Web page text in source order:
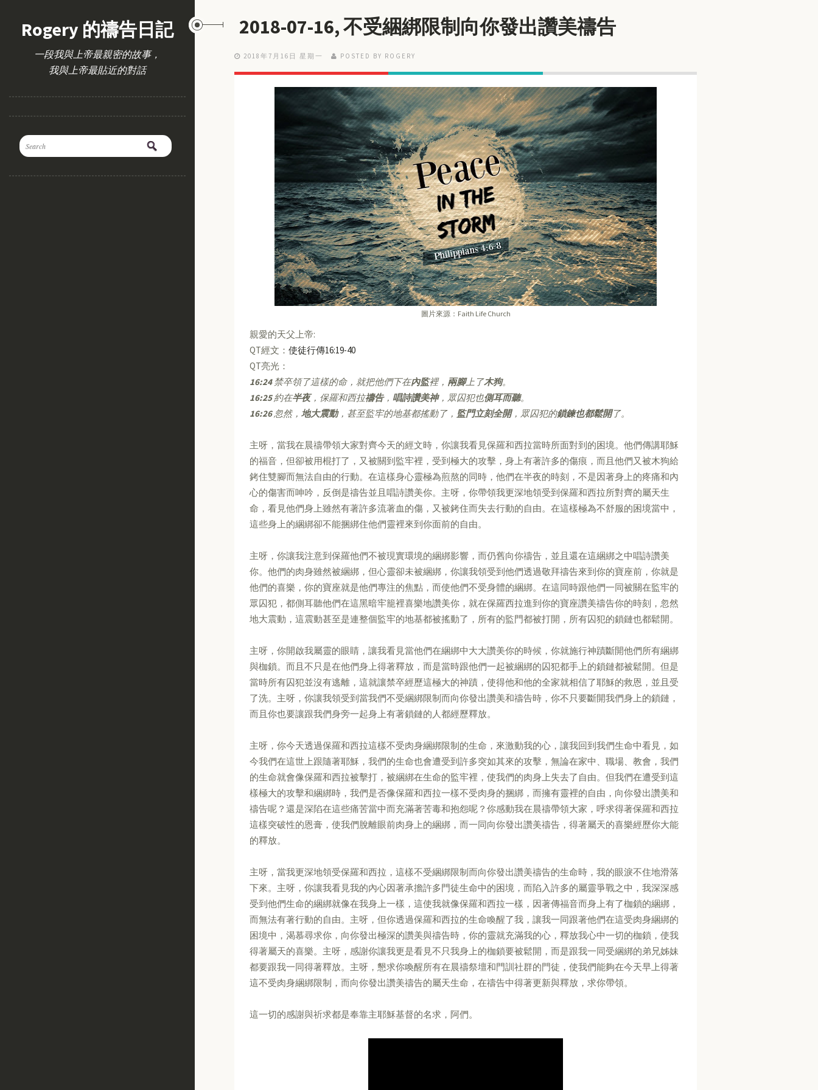
Rogery 的禱告日記
一段我與上帝最親密的故事，
我與上帝最貼近的對話
2018-07-16, 不受綑綁限制向你發出讚美禱告
2018年7月16日 星期一 POSTED BY ROGERY
圖片來源：Faith Life Church
親愛的天父上帝:
QT經文： 使徒行傳16:19-40
QT亮光：
16:24禁卒領了這樣的命，就把他們下在內監裡， 兩腳上了木狗。
16:25約在半夜，保羅和西拉禱告， 唱詩讚美神，眾囚犯也側耳而聽。
16:26忽然， 地大震動，甚至監牢的地基都搖動了， 監門立刻全開，眾囚犯的鎖鍊也都鬆開了。
主呀，當我在晨禱帶領大家對齊今天的經文時，你讓我看見保羅和西拉當時所面對到的困境。他們傳講耶穌
的福音，但卻被用棍打了，又被關到監牢裡，受到極大的攻擊，身上有著許多的傷痕，而且他們又被木狗給
銬住雙腳而無法自由的行動。在這樣身心靈極為煎熬的同時，他們在半夜的時刻，不是因著身上的疼痛和內
心的傷害而呻吟，反倒是禱告並且唱詩讚美你。主呀，你帶領我更深地領受到保羅和西拉所對齊的屬天生
命，看見他們身上雖然有著許多流著血的傷，又被銬住而失去行動的自由。在這樣極為不舒服的困境當中，
這些身上的綑綁卻不能捆綁住他們靈裡來到你面前的自由。
主呀，你讓我注意到保羅他們不被現實環境的綑綁影響，而仍舊向你禱告，並且還在這綑綁之中唱詩讚美
你。他們的肉身雖然被綑綁，但心靈卻未被綑綁，你讓我領受到他們透過敬拜禱告來到你的寶座前，你就是
他們的喜樂，你的寶座就是他們專注的焦點，而使他們不受身體的綑綁。在這同時跟他們一同被關在監牢的
眾囚犯，都側耳聽他們在這黑暗牢籠裡喜樂地讚美你，就在保羅西拉進到你的寶座讚美禱告你的時刻，忽然
地大震動，這震動甚至是連整個監牢的地基都被搖動了，所有的監門都被打開，所有囚犯的鎖鏈也都鬆開。
主呀，你開啟我屬靈的眼睛，讓我看見當他們在綑綁中大大讚美你的時候，你就施行神蹟斷開他們所有綑綁
與枷鎖。而且不只是在他們身上得著釋放，而是當時跟他們一起被綑綁的囚犯都手上的鎖鏈都被鬆開。但是
當時所有囚犯並沒有逃離，這就讓禁卒經歷這極大的神蹟，使得他和他的全家就相信了耶穌的救恩，並且受
了洗。主呀，你讓我領受到當我們不受綑綁限制而向你發出讚美和禱告時，你不只要斷開我們身上的鎖鏈，
而且你也要讓跟我們身旁一起身上有著鎖鏈的人都經歷釋放。
主呀，你今天透過保羅和西拉這樣不受肉身綑綁限制的生命，來激動我的心，讓我回到我們生命中看見，如
今我們在這世上跟隨著耶穌，我們的生命也會遭受到許多突如其來的攻擊，無論在家中、職場、教會，我們
的生命就會像保羅和西拉被擊打，被綑綁在生命的監牢裡，使我們的肉身上失去了自由。但我們在遭受到這
樣極大的攻擊和綑綁時，我們是否像保羅和西拉一樣不受肉身的捆綁，而擁有靈裡的自由，向你發出讚美和
禱告呢？還是深陷在這些痛苦當中而充滿著苦毒和抱怨呢？你感動我在晨禱帶領大家，呼求得著保羅和西拉
這樣突破性的恩膏，使我們脫離眼前肉身上的綑綁，而一同向你發出讚美禱告，得著屬天的喜樂經歷你大能
的釋放。
主呀，當我更深地領受保羅和西拉，這樣不受綑綁限制而向你發出讚美禱告的生命時，我的眼淚不住地滑落
下來。主呀，你讓我看見我的內心因著承擔許多門徒生命中的困境，而陷入許多的屬靈爭戰之中，我深深感
受到他們生命的綑綁就像在我身上一樣，這使我就像保羅和西拉一樣，因著傳福音而身上有了枷鎖的綑綁，
而無法有著行動的自由。主呀，但你透過保羅和西拉的生命喚醒了我，讓我一同跟著他們在這受肉身綑綁的
困境中，渴慕尋求你，向你發出極深的讚美與禱告時，你的靈就充滿我的心，釋放我心中一切的枷鎖，使我
得著屬天的喜樂。主呀，感謝你讓我更是看見不只我身上的枷鎖要被鬆開，而是跟我一同受綑綁的弟兄姊妹
都要跟我一同得著釋放。主呀，懇求你喚醒所有在晨禱祭壇和門訓社群的門徒，使我們能夠在今天早上得著
這不受肉身綑綁限制，而向你發出讚美禱告的屬天生命，在禱告中得著更新與釋放，求你帶領。
這一切的感謝與祈求都是奉靠主耶穌基督的名求，阿們。